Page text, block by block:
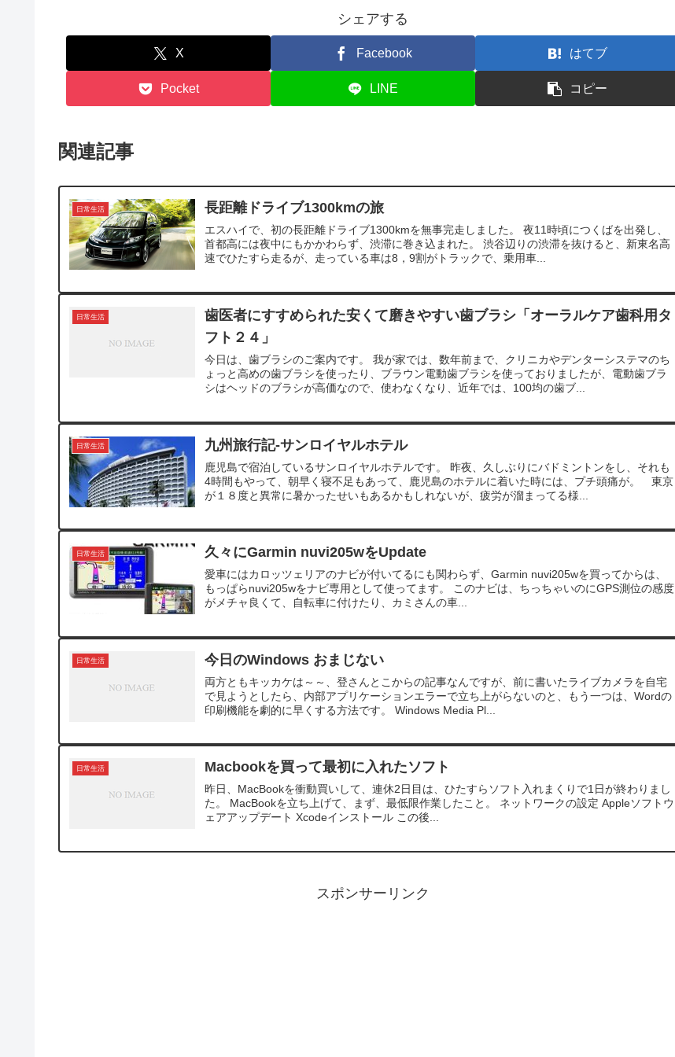
シェアする
X Facebook はてブ
Pocket LINE コピー
関連記事
日常生活 長距離ドライブ1300kmの旅
エスハイで、初の長距離ドライブ1300kmを無事完走しました。 夜11時頃につくばを出発し、
首都高には夜中にもかかわらず、渋滞に巻き込まれた。 渋谷辺りの渋滞を抜けると、新東名高
速でひたすら走るが、走っている車は8，9割がトラックで、乗用車...
日常生活
歯医者にすすめられた安くて磨きやすい歯ブラシ「オーラルケア歯科用タ
フト２４」
今日は、歯ブラシのご案内です。 我が家では、数年前まで、クリニカやデンターシステマのち
ょっと高めの歯ブラシを使ったり、ブラウン電動歯ブラシを使っておりましたが、電動歯ブラ
シはヘッドのブラシが高価なので、使わなくなり、近年では、100均の歯ブ...
日常生活 九州旅行記-サンロイヤルホテル
鹿児島で宿泊しているサンロイヤルホテルです。 昨夜、久しぶりにバドミントンをし、それも
4時間もやって、朝早く寝不足もあって、鹿児島のホテルに着いた時には、プチ頭痛が。 東京
が１８度と異常に暑かったせいもあるかもしれないが、疲労が溜まってる様...
日常生活 久々にGarmin nuvi205wをUpdate
愛車にはカロッツェリアのナビが付いてるにも関わらず、Garmin nuvi205wを買ってからは、
もっぱらnuvi205wをナビ専用として使ってます。 このナビは、ちっちゃいのにGPS測位の感度
がメチャ良くて、自転車に付けたり、カミさんの車...
日常生活 今日のWindows おまじない
両方ともキッカケは～～、登さんとこからの記事なんですが、前に書いたライブカメラを自宅
で見ようとしたら、内部アプリケーションエラーで立ち上がらないのと、もう一つは、Wordの
印刷機能を劇的に早くする方法です。 Windows Media Pl...
日常生活 Macbookを買って最初に入れたソフト
昨日、MacBookを衝動買いして、連休2日目は、ひたすらソフト入れまくりで1日が終わりまし
た。 MacBookを立ち上げて、まず、最低限作業したこと。 ネットワークの設定 Appleソフトウ
ェアアップデート Xcodeインストール この後...
スポンサーリンク